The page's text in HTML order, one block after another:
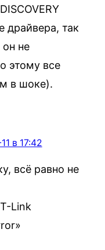
драйвера, так
не
этому все
в шоке).
в 17:42
всё равно не
Link